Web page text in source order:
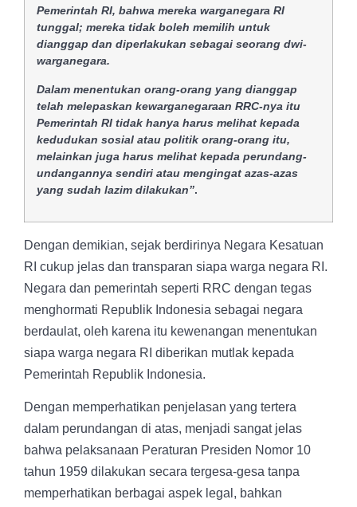
Pemerintah RI, bahwa mereka warganegara RI
tunggal; mereka tidak boleh memilih untuk
dianggap dan diperlakukan sebagai seorang dwi-
warganegara.
Dalam menentukan orang-orang yang dianggap
telah melepaskan kewarganegaraan RRC-nya itu
Pemerintah RI tidak hanya harus melihat kepada
kedudukan sosial atau politik orang-orang itu,
melainkan juga harus melihat kepada perundang-
undangannya sendiri atau mengingat azas-azas
yang sudah lazim dilakukan”.
Dengan demikian, sejak berdirinya Negara Kesatuan
RI cukup jelas dan transparan siapa warga negara RI.
Negara dan pemerintah seperti RRC dengan tegas
menghormati Republik Indonesia sebagai negara
berdaulat, oleh karena itu kewenangan menentukan
siapa warga negara RI diberikan mutlak kepada
Pemerintah Republik Indonesia.
Dengan memperhatikan penjelasan yang tertera
dalam perundangan di atas, menjadi sangat jelas
bahwa pelaksanaan Peraturan Presiden Nomor 10
tahun 1959 dilakukan secara tergesa-gesa tanpa
memperhatikan berbagai aspek legal, bahkan